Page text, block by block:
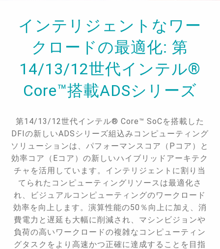
インテリジェントなワー
クロードの最適化: 第
14/13/12世代インテル®
Core™搭載ADSシリーズ
第14/13/12世代インテル® Core™ SoCを搭載した
DFIの新しいADSシリーズ組込みコンピューティング
ソリューションは、パフォーマンスコア（Pコア）と
効率コア（Eコア）の新しいハイブリッドアーキテク
チャを活用しています。インテリジェントに割り当
てられたコンピューティングリソースは最適化さ
れ、ビジュアルコンピューティングのワークロード
効率を向上します。演算性能の50％向上に加え、消
費電力と遅延も大幅に削減され、マシンビジョンや
負荷の高いワークロードの複雑なコンピューティン
グタスクをより高速かつ正確に達成することを目指